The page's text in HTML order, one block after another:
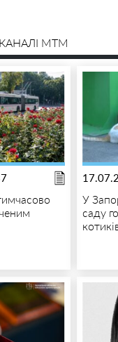
MTM
У
саду